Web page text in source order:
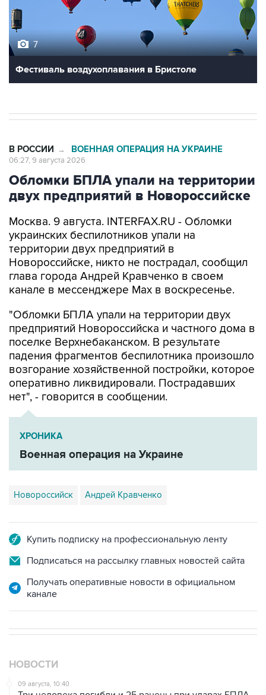
7
Фестиваль воздухоплавания в Бристоле
В РОССИИ → ВОЕННАЯ ОПЕРАЦИЯ НА УКРАИНЕ
06:27, 9 августа 2026
Обломки БПЛА упали на территории
двух предприятий в Новороссийске
Москва. 9 августа. INTERFAX.RU - Обломки
украинских беспилотников упали на
территории двух предприятий в
Новороссийске, никто не пострадал, сообщил
глава города Андрей Кравченко в своем
канале в мессенджере Max в воскресенье.
"Обломки БПЛА упали на территории двух
предприятий Новороссийска и частного дома в
поселке Верхнебаканском. В результате
падения фрагментов беспилотника произошло
возгорание хозяйственной постройки, которое
оперативно ликвидировали. Пострадавших
нет", - говорится в сообщении.
ХРОНИКА
Военная операция на Украине
Новороссийск Андрей Кравченко
Купить подписку на профессиональную ленту
Подписаться на рассылку главных новостей сайта
Получать оперативные новости в официальном
канале
НОВОСТИ
09 августа, 10:40